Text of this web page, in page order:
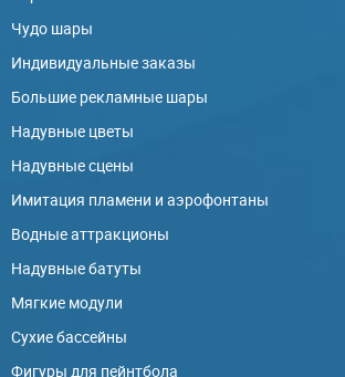
Чудо шары
Индивидуальные заказы
Большие рекламные шары
Надувные цветы
Надувные сцены
Имитация пламени и аэрофонтаны
Водные аттракционы
Надувные батуты
Мягкие модули
Сухие бассейны
Фигуры для пейнтбола